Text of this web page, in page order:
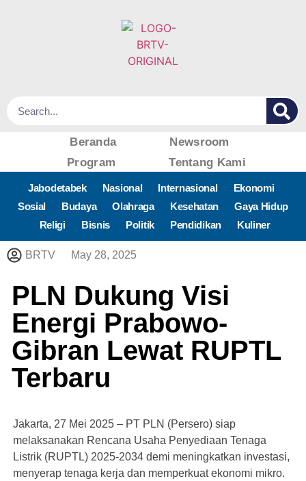
Beranda
Newsroom
Program
Tentang Kami
Jabodetabek Nasional Internasional
Ekonomi
Sosial
Budaya Olahraga Kesehatan
Gaya Hidup
Religi
Bisnis Politik Pendidikan Kuliner
BRTV May 28, 2025
PLN Dukung Visi
Energi Prabowo-
Gibran Lewat RUPTL
Terbaru
Jakarta, 27 Mei 2025 – PT PLN (Persero) siap
melaksanakan Rencana Usaha Penyediaan Tenaga
Listrik (RUPTL) 2025-2034 demi meningkatkan investasi,
menyerap tenaga kerja dan memperkuat ekonomi mikro.